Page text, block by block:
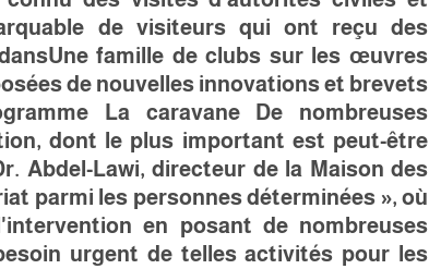
de visiteurs qui ont reçu des
Une famille de clubs sur les œuvres
de nouvelles innovations et brevets.
La caravaneDe nombreuses
dont le plus important est peut-être
Abdel-Lawi, directeur de la Maison des
parmi les personnes déterminées », où
en posant de nombreuses
urgent de telles activités pour les